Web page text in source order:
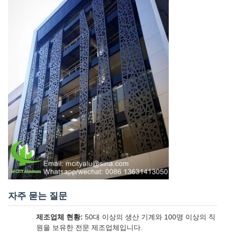
자주 묻는 질문
제조업체 현황: 50대 이상의 생산 기계와 100명 이상의 직
원을 보유한 전문 제조업체입니다.